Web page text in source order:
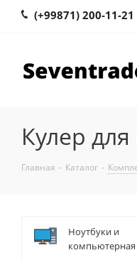
(+99871) 200-11-21
Кулер
Главная - Каталог -
Ноутбуки и
компьютерная